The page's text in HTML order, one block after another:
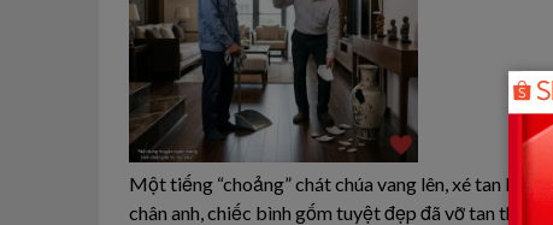
Một tiếng “choảng” chát chúa vang lên, xé tan
chân anh, chiếc bình gốm tuyệt đẹp đã vỡ tan